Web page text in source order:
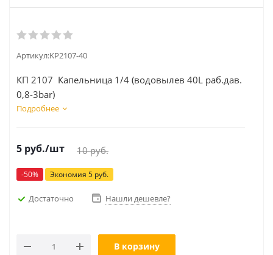
Артикул:KP2107-40
КП 2107 Капельница 1/4 (водовылев 40L раб.дав.
0,8-3bar)
Подробнее
5 руб./шт 10руб.
-50% Экономия 5 руб.
Достаточно Нашли дешевле?
В корзину